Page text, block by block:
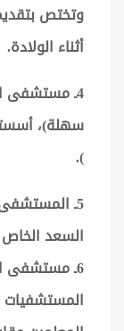
وتختص
أثناء الولادة.
4ـ مستشفى
سهلة)،
).
5ـ
السعد
6ـ مستشفى
المستشفيات